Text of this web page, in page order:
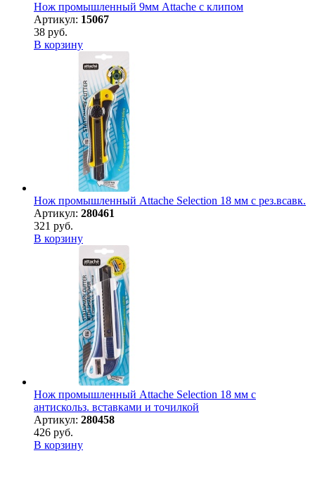
Нож промышленный 9мм Attache с клипом
Артикул: 15067
38 руб.
В корзину
Нож промышленный Attache Selection 18 мм с рез.всавк.
Артикул: 280461
321 руб.
В корзину
Нож промышленный Attache Selection 18 мм с
антискольз. вставками и точилкой
Артикул: 280458
426 руб.
В корзину